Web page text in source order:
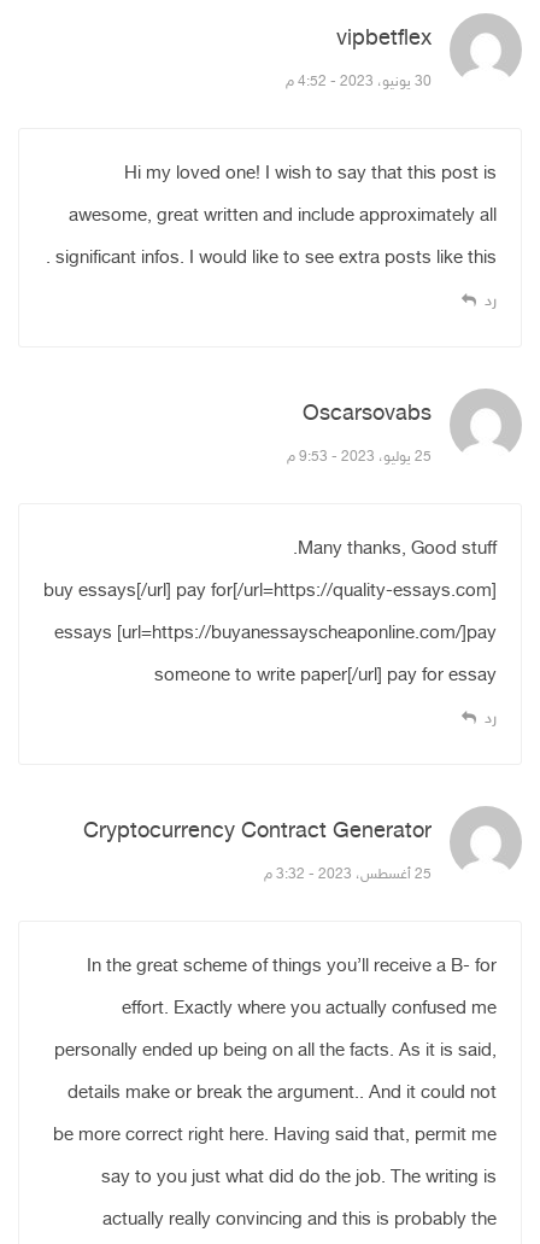
vipbetflex
30 يونيو، 2023 - 4:52 م
Hi my loved one! I wish to say that this post is
awesome, great written and include approximately all
significant infos. I would like to see extra posts like this .
رد
Oscarsovabs
25 يوليو، 2023 - 9:53 م
Many thanks, Good stuff.
[url=https://quality-essays.com/]buy essays[/url] pay for
essays [url=https://buyanessayscheaponline.com/]pay
someone to write paper[/url] pay for essay
رد
Cryptocurrency Contract Generator
25 أغسطس، 2023 - 3:32 م
In the great scheme of things you’ll receive a B- for
effort. Exactly where you actually confused me
personally ended up being on all the facts. As it is said,
details make or break the argument.. And it could not
be more correct right here. Having said that, permit me
say to you just what did do the job. The writing is
actually really convincing and this is probably the